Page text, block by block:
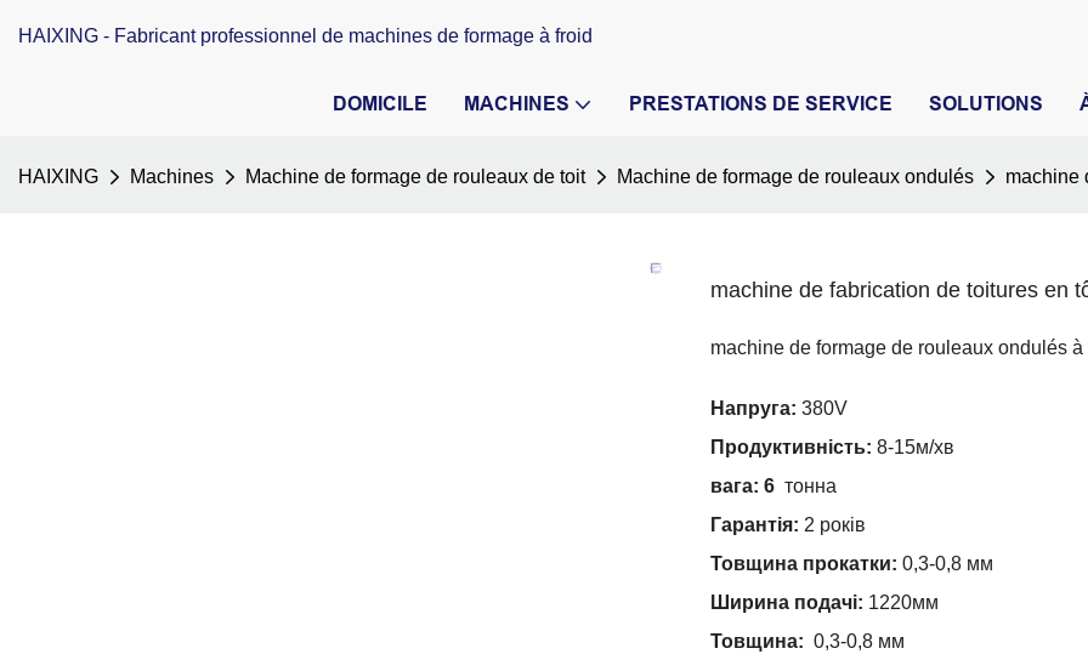
HAIXING - Fabricant professionnel de machines de formage à froid
DOMICILE MACHINES PRESTATIONS DE SERVICE SOLUTIONS
HAIXING Machines Machine de formage de rouleaux de toit Machine de formage de rouleaux ondulés machine
machine de fabrication de toitures en
machine de formage de rouleaux ondulés à
Напруга: 380V
Продуктивність: 8-15м/хв
вага: 6 тонна
Гарантія: 2 років
Товщина прокатки: 0,3-0,8 мм
Ширина подачі: 1220мм
Товщина: 0,3-0,8 мм